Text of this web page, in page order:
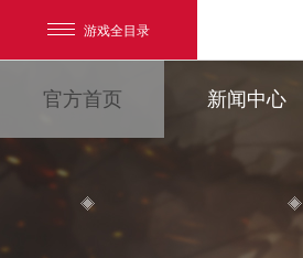
游戏全目录
官方首页 新闻中心